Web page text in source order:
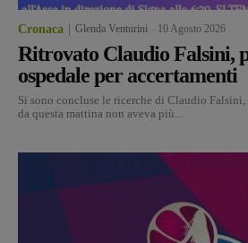
Cronaca Glenda Venturini 10 Agosto 2026
Ritrovato Claudio Falsini,
ospedale per accertamenti
Si sono concluse le ricerche di Claudio
da questa mattina non aveva più...